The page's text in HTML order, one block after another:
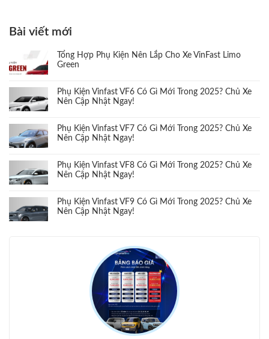
Bài viết mới
Tổng Hợp Phụ Kiện Nên Lắp Cho Xe VinFast Limo
Green
Phụ Kiện Vinfast VF6 Có Gì Mới Trong 2025? Chủ Xe
Nên Cập Nhật Ngay!
Phụ Kiện Vinfast VF7 Có Gì Mới Trong 2025? Chủ Xe
Nên Cập Nhật Ngay!
Phụ Kiện Vinfast VF8 Có Gì Mới Trong 2025? Chủ Xe
Nên Cập Nhật Ngay!
Phụ Kiện Vinfast VF9 Có Gì Mới Trong 2025? Chủ Xe
Nên Cập Nhật Ngay!